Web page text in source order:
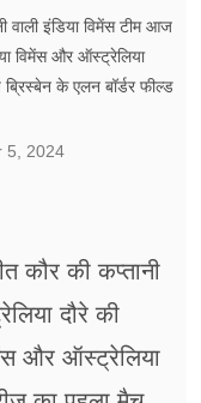
वाली इंडिया विमेंस टीम आज
विमेंस और ऑस्ट्रेलिया
के एलन बॉर्डर फील्ड
5, 2024
कौर की कप्तानी
दौरे की
और ऑस्ट्रेलिया